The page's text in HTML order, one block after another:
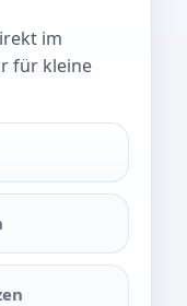
im
für kleine